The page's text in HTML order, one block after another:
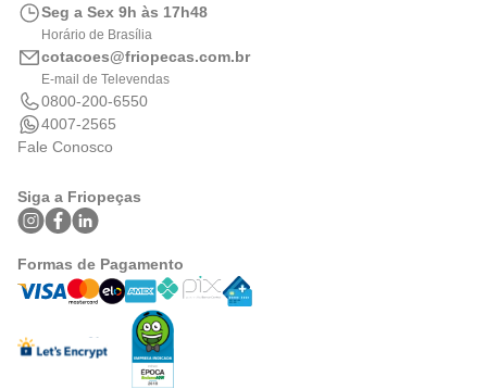
Portal de Boletos
Seg a Sex 9h às 17h48
Horário de Brasília
cotacoes@friopecas.com.br
E-mail de Televendas
0800-200-6550
4007-2565
Fale Conosco
Siga a Friopeças
Formas de Pagamento